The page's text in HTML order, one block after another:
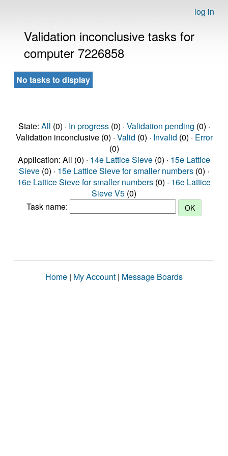
log in
Validation inconclusive tasks for
computer 7226858
No tasks to display
State: All (0) · In progress(0) · Validation pending (0) ·
Validation inconclusive (0) · Valid (0) · Invalid (0) · Error
(0)
Application: All (0) · 14e Lattice Sieve (0) · 15e Lattice
Sieve (0) · 15e Lattice Sieve for smaller numbers (0) ·
16e Lattice Sieve for smaller numbers (0) · 16e Lattice
Sieve V5 (0)
Task name:
Home | My Account | Message Boards